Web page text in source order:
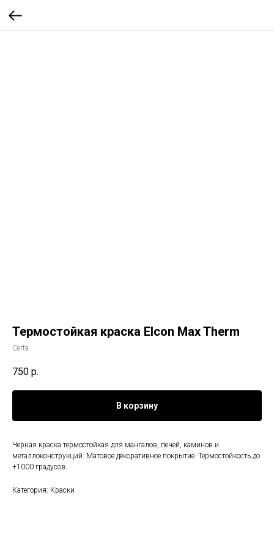
Термостойкая краска Elcon Max Therm
Certa
750 р.
В корзину
Черная краска термостойкая для мангалов, печей, каминов и
металлоконструкций. Матовое декоративное покрытие. Термостойкость до
+1000 градусов.
Категория: Краски